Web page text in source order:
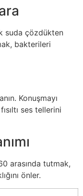
suda çözdükten
bakterileri
Konuşmayı
ses tellerini
arasında tutmak,
önler.